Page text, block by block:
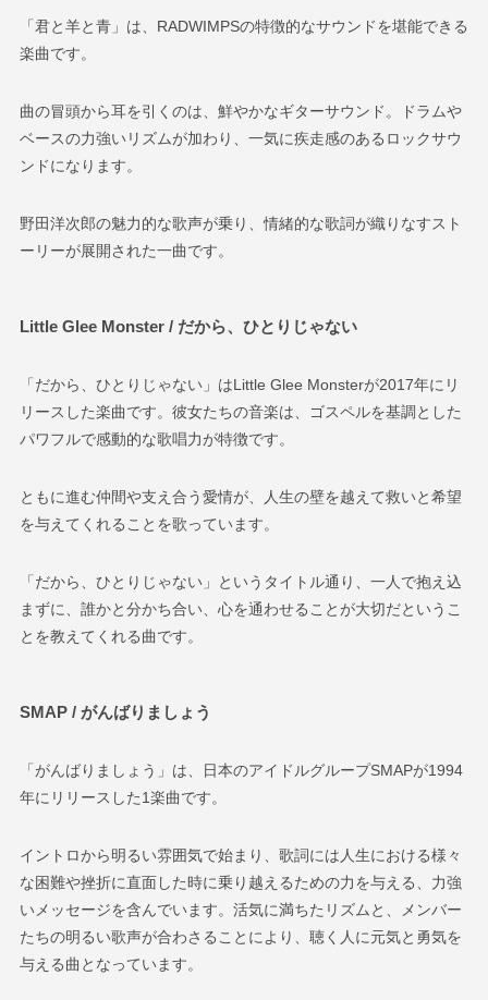
「君と羊と青」は、RADWIMPSの特徴的なサウンドを堪能できる
楽曲です。
曲の冒頭から耳を引くのは、鮮やかなギターサウンド。ドラムや
ベースの力強いリズムが加わり、一気に疾走感のあるロックサウ
ンドになります。
野田洋次郎の魅力的な歌声が乗り、情緒的な歌詞が織りなすスト
ーリーが展開された一曲です。
Little Glee Monster / だから、ひとりじゃない
「だから、ひとりじゃない」はLittle Glee Monsterが2017年にリ
リースした楽曲です。彼女たちの音楽は、ゴスペルを基調とした
パワフルで感動的な歌唱力が特徴です。
ともに進む仲間や支え合う愛情が、人生の壁を越えて救いと希望
を与えてくれることを歌っています。
「だから、ひとりじゃない」というタイトル通り、一人で抱え込
まずに、誰かと分かち合い、心を通わせることが大切だというこ
とを教えてくれる曲です。
SMAP / がんばりましょう
「がんばりましょう」は、日本のアイドルグループSMAPが1994
年にリリースした1楽曲です。
イントロから明るい雰囲気で始まり、歌詞には人生における様々
な困難や挫折に直面した時に乗り越えるための力を与える、力強
いメッセージを含んでいます。活気に満ちたリズムと、メンバー
たちの明るい歌声が合わさることにより、聴く人に元気と勇気を
与える曲となっています。